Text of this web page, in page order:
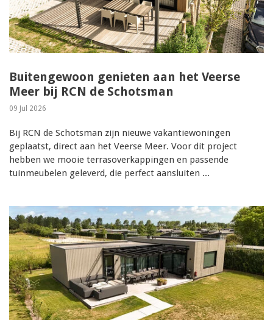
Buitengewoon genieten aan het Veerse
Meer bij RCN de Schotsman
09 Jul 2026
Bij RCN de Schotsman zijn nieuwe vakantiewoningen
geplaatst, direct aan het Veerse Meer. Voor dit project
hebben we mooie terrasoverkappingen en passende
tuinmeubelen geleverd, die perfect aansluiten ...